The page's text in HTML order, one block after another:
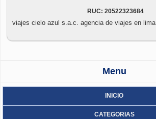
RUC: 20522323684
viajes cielo azul s.a.c. agencia de viajes en lima
Menu
INICIO
CATEGORIAS